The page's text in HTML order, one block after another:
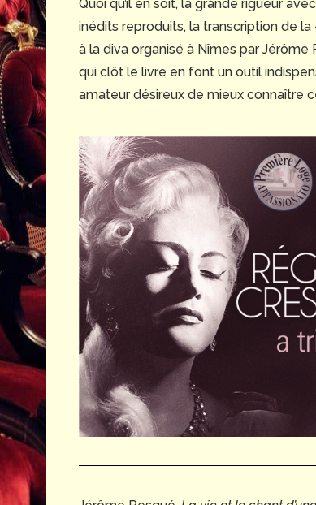
Quoi qu’il en soit, la grande rigueur
inédits reproduits, la transcription de la
à la diva organisé à Nîmes par Jérôme
qui clôt le livre en font un outil
amateur désireux de mieux connaître